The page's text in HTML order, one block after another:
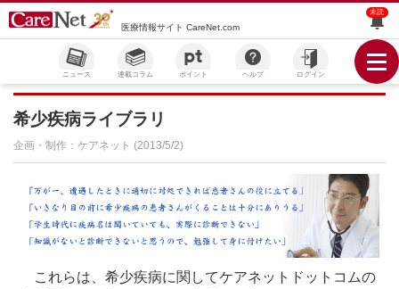
医療情報サイト CareNet.com
未読
ニュース 連載コラム ポイント ヘルプ ログイン
希少疾病ライブラリ
企画・制作：ケアネット (2013/5/2)
これらは、希少疾病に関してケアネットドットコムの